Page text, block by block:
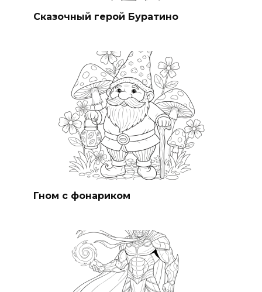
Сказочный герой Буратино
Гном с фонариком